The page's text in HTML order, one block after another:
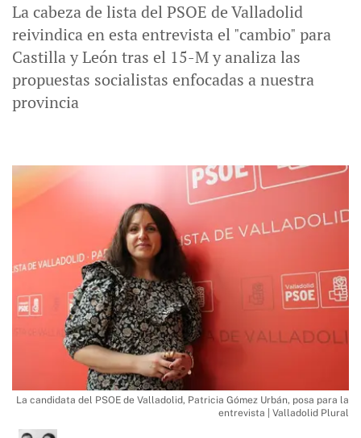
La cabeza de lista del PSOE de Valladolid
reivindica en esta entrevista el "cambio" para
Castilla y León tras el 15-M y analiza las
propuestas socialistas enfocadas a nuestra
provincia
La candidata del PSOE de Valladolid, Patricia Gómez Urbán, posa para la
entrevista | Valladolid Plural